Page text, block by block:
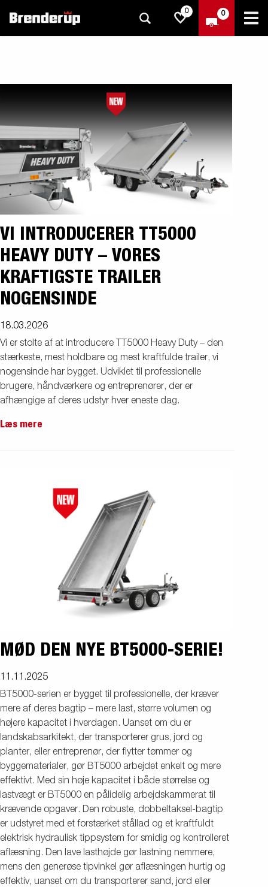
0 0
VI INTRODUCERER TT5000
HEAVY DUTY – VORES
KRAFTIGSTE TRAILER
NOGENSINDE
18.03.2026
Vi er stolte af at introducere TT5000 Heavy Duty – den
stærkeste, mest holdbare og mest kraftfulde trailer, vi
nogensinde har bygget. Udviklet til professionelle
brugere, håndværkere og entreprenører, der er
afhængige af deres udstyr hver eneste dag.
Læs mere
MØD DEN NYE BT5000-SERIE!
11.11.2025
BT5000-serien er bygget til professionelle, der kræver
mere af deres bagtip – mere last, større volumen og
højere kapacitet i hverdagen. Uanset om du er
landskabsarkitekt, der transporterer grus, jord og
planter, eller entreprenør, der flytter tømmer og
byggematerialer, gør BT5000 arbejdet enkelt og mere
effektivt. Med sin høje kapacitet i både størrelse og
lastvægt er BT5000 en pålidelig arbejdskammerat til
krævende opgaver. Den robuste, dobbeltaksel-bagtip
er udstyret med et forstærket stållad og et kraftfuldt
elektrisk hydraulisk tippsystem for smidig og kontrolleret
aflæsning. Den lave lasthøjde gør lastning nemmere,
mens den generøse tipvinkel gør aflæsningen hurtig og
effektiv, uanset om du transporterer sand, jord eller